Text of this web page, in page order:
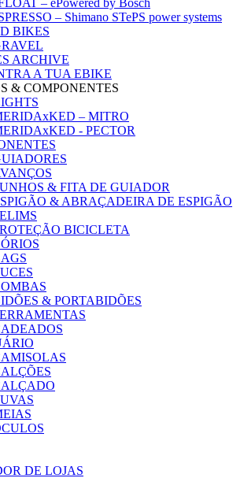
– ePowered by Bosch
– Shimano STePS power systems
BIKES
ARCHIVE
A TUA EBIKE
& COMPONENTES
– MITRO
- PECTOR
& FITA DE GUIADOR
& ABRAÇADEIRA DE ESPIGÃO
BICICLETA
& PORTABIDÕES
DE LOJAS